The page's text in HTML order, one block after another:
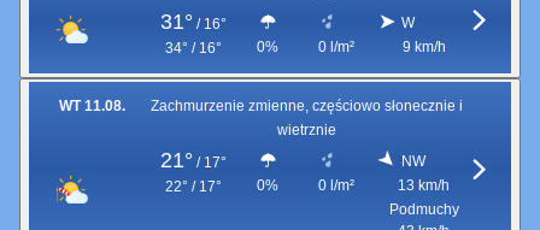
31° / 16°
34° / 16°
0% 0 l/m²
W
9 km/h
WT 11.08.
Zachmurzenie zmienne, częściowo słonecznie i
wietrznie
21° / 17°
22° / 17°
0% 0 l/m²
NW
13 km/h
Podmuchy